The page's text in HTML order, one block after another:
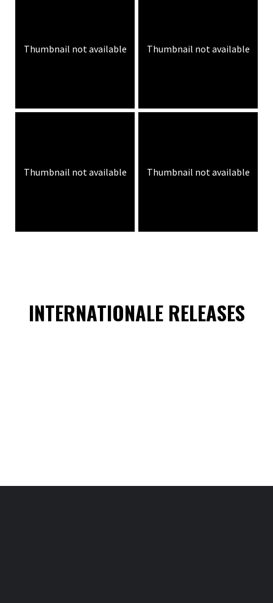
Thumbnail not available Thumbnail not available
Thumbnail not available Thumbnail not available
INTERNATIONALE RELEASES